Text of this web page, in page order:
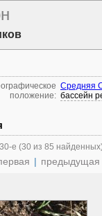
положение:
Средняя
бассейн
е (30 из 85
| предыдущая